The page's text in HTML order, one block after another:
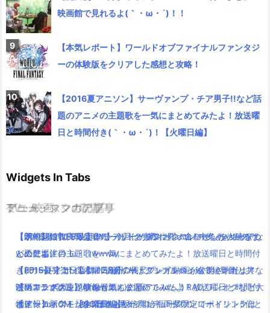
映画館で見れるよ(｀・ω・´)！！
【本気レポート】ワールドオブファイナルファンタジ
ーの体験版をクリアした感想と攻略！
【2016夏アニソン】サーヴァンプ・チア男子!!など話
題のアニメの主題歌を一気にまとめてみたよ！放送曜
日と時間付き(｀・ω・´)！【火曜日編】
Widgets In Tabs
TV・映画
【ポインコWEB限定CM】今回はかめポインコ！中条あやみのけ
ん玉にも注目！
【dカード】ポインコ12月新CMはアップルペイ編で綾野剛と共
演！コラボグッツ情報も！
ポインコ新CM「あ！ポテトや〜！」福岡県限定でポイント5倍と
ゲーム・スマホアプリ
【予約開始】FF最新作ワールドオブファイナルファンタジーがつ
いに登場！
【FF15】発売日延期！53分の長尺プレイ動画が公開されたよ！
映画キングスレイブの冒頭も公開(｀・ω・´)
【速報】ポケモンGO日本も配信開始！！ダウンロードリンクは
アニメ・マンガの記事
【朗報】銀魂実写は嘘だった！？実際に問い合わせした人達をま
とめたよ(｀・ω・´)wwww
【2016夏アニソン】バッテリー・ダンガンロンパ３・レガリアな
どのアニメの主題歌を一気にまとめてみたよ！放送曜日と時間付
き(｀・ω・´)！【木曜日編】
ミュージックの記事
【2016夏アニソン】バッテリー・ダンガンロンパ３・レガリアな
どのアニメの主題歌を一気にまとめてみたよ！放送曜日と時間付
き(｀・ω・´)！【木曜日編】
【Mステで話題】Aimer(エメ)の新アルバム！RAD,ワンオクなど大
物アーティストが全楽曲提供＆プロデュース！